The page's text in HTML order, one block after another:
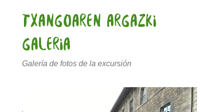
TXANGOAREN ARGAZKI
GALERIA
Galería de fotos de la excursión